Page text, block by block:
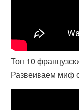
Топ 10
Развеиваем миф